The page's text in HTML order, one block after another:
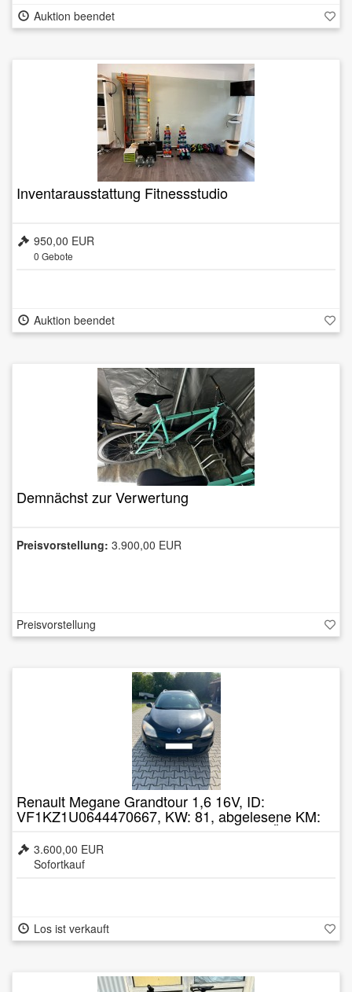
Auktion beendet
Inventarausstattung Fitnessstudio
950,00 EUR
0 Gebote
Auktion beendet
Demnächst zur Verwertung
Preisvorstellung: 3.900,00 EUR
Preisvorstellung
Renault Megane Grandtour 1,6 16V, ID:
VF1KZ1U0644470667, KW: 81, abgelesene KM:
ca. 102.220, Benzin, Getriebe 6-Gang, TÜV:
01/2025
3.600,00 EUR
Sofortkauf
Los ist verkauft